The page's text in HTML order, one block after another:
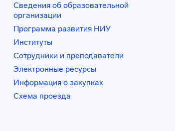
Сведения об образовательной
организации
Программа развития НИУ
Институты
Сотрудники и преподаватели
Электронные ресурсы
Информация о закупках
Схема проезда